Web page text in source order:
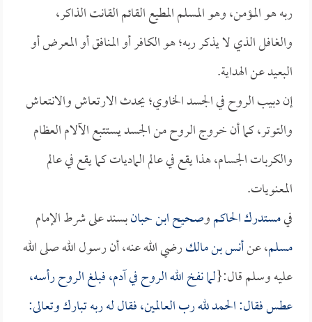
ربه هو المؤمن، وهو المسلم المطيع القائم القانت الذاكر،
والغافل الذي لا يذكر ربه؛ هو الكافر أو المنافق أو المعرض أو
البعيد عن الهداية.
إن دبيب الروح في الجسد الخاوي؛ يحدث الارتعاش والانتعاش
والتوتر، كما أن خروج الروح من الجسد يستتبع الآلام العظام
والكربات الجسام، هذا يقع في عالم الماديات كما يقع في عالم
المعنويات.
فيمستدرك الحاكموصحيح ابن حبانبسند على شرط الإمام
مسلم، عنأنس بن مالكرضي الله عنه، أن رسول الله صلى الله
عليه وسلم قال:{لما نفخ الله الروح في آدم، فبلغ الروح رأسه،
عطس فقال: الحمد لله رب العالمين، فقال له ربه تبارك وتعالى: